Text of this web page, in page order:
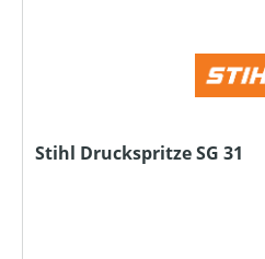
Stihl Druckspritze SG 31